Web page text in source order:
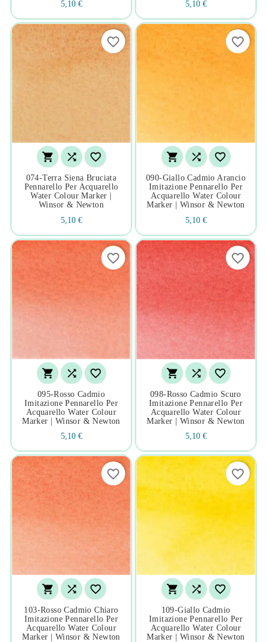
5,10 €
5,10 €
  
074-Terra Siena Bruciata
Pennarello Per Acquarello
Water Colour Marker |
Winsor & Newton
5,10 €
favorite_border
  
090-Giallo Cadmio Arancio
Imitazione Pennarello Per
Acquarello Water Colour
Marker | Winsor & Newton
5,10 €
favorite_border
  
095-Rosso Cadmio
Imitazione Pennarello Per
Acquarello Water Colour
Marker | Winsor & Newton
5,10 €
favorite_border
  
098-Rosso Cadmio Scuro
Imitazione Pennarello Per
Acquarello Water Colour
Marker | Winsor & Newton
5,10 €
favorite_border
  
103-Rosso Cadmio Chiaro
Imitazione Pennarello Per
Acquarello Water Colour
Marker | Winsor & Newton
favorite_border
  
109-Giallo Cadmio
Imitazione Pennarello Per
Acquarello Water Colour
Marker | Winsor & Newton
favorite_border